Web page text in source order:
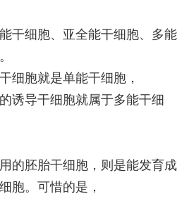
干细胞、亚全能干细胞、多能
细胞就是单能干细胞，
诱导干细胞就属于多能干细
的胚胎干细胞，则是能发育成
胞。可惜的是，